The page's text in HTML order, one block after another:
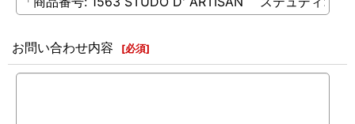
お問い合わせ内容 [必須]